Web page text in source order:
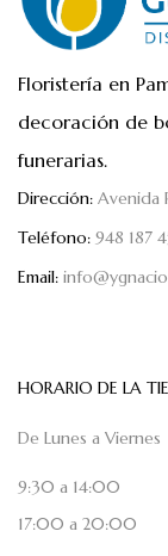
Floristería en
decoración de
funerarias.
Dirección: Avenida
Teléfono: 948 187
Email:
HORARIO DE LA
De Lunes a Viernes
9:30 a 14:00
17:00 a 20:00